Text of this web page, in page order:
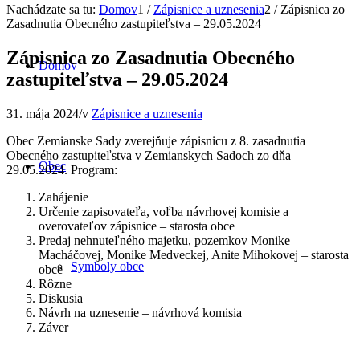
Domov
Obec
Symboly obce
Nachádzate sa tu: Domov1 / Zápisnice a uznesenia2 / Zápisnica zo
Zasadnutia Obecného zastupiteľstva – 29.05.2024
Zápisnica zo Zasadnutia Obecného
zastupiteľstva – 29.05.2024
31. mája 2024/v Zápisnice a uznesenia
Obec Zemianske Sady zverejňuje zápisnicu z 8. zasadnutia
Obecného zastupiteľstva v Zemianskych Sadoch zo dňa
29.05.2024. Program:
Zahájenie
Určenie zapisovateľa, voľba návrhovej komisie a
overovateľov zápisnice – starosta obce
Predaj nehnuteľného majetku, pozemkov Monike
Macháčovej, Monike Medveckej, Anite Mihokovej – starosta
obce
Rôzne
Diskusia
Návrh na uznesenie – návrhová komisia
Záver